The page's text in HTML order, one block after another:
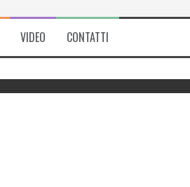
VIDEO CONTATTI
Michela Zanarella presenta il